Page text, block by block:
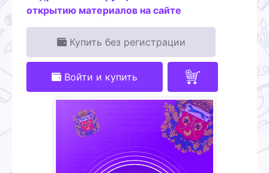
открытию материалов на сайте
Купить без регистрации
Войти и купить